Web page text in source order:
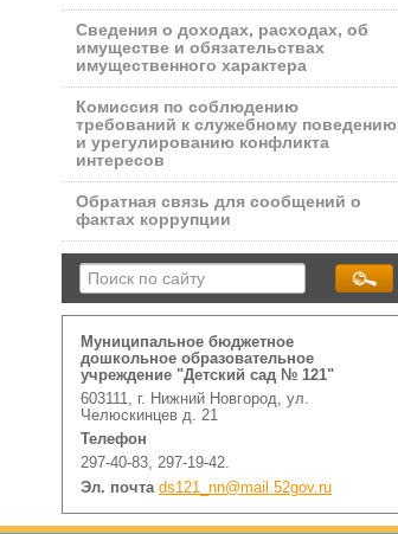
Сведения о доходах, расходах, об
имуществе и обязательствах
имущественного характера
Комиссия по соблюдению
требований к служебному поведению
и урегулированию конфликта
интересов
Обратная связь для сообщений о
фактах коррупции
Муниципальное бюджетное
дошкольное образовательное
учреждение "Детский сад № 121"
603111, г. Нижний Новгород, ул.
Челюскинцев д. 21
Телефон
297-40-83, 297-19-42.
Эл. почта ds121_nn@mail.52gov.ru